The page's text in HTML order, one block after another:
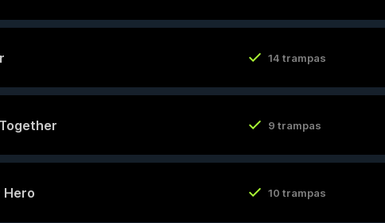
14 trampas
9 trampas
Hero 10 trampas